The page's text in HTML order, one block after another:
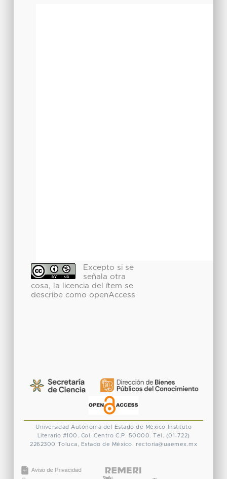
Excepto si se
señala otra
cosa, la licencia del ítem se
describe como openAccess
Universidad Autónoma del Estado de México
Instituto
Literario #100. Col. Centro C.P. 50000. Tel. (01-722)
2262300
Toluca, Estado de México. rectoria@uaemex.mx